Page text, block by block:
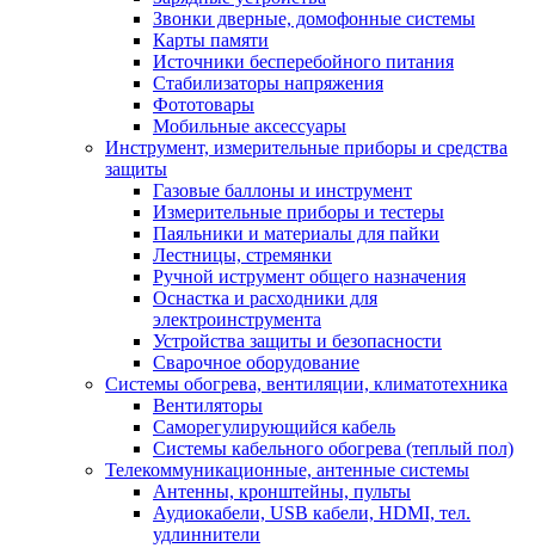
Звонки дверные, домофонные системы
Карты памяти
Источники бесперебойного питания
Стабилизаторы напряжения
Фототовары
Мобильные аксессуары
Инструмент, измерительные приборы и средства
защиты
Газовые баллоны и инструмент
Измерительные приборы и тестеры
Паяльники и материалы для пайки
Лестницы, стремянки
Ручной иструмент общего назначения
Оснастка и расходники для
электроинструмента
Устройства защиты и безопасности
Сварочное оборудование
Системы обогрева, вентиляции, климатотехника
Вентиляторы
Саморегулирующийся кабель
Системы кабельного обогрева (теплый пол)
Телекоммуникационные, антенные системы
Антенны, кронштейны, пульты
Аудиокабели, USB кабели, HDMI, тел.
удлиннители